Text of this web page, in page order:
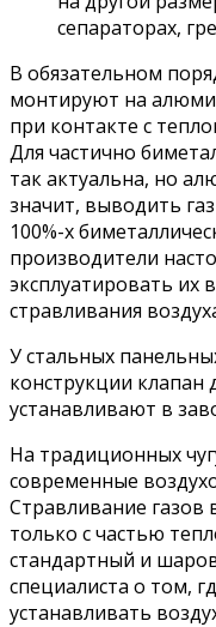
сепараторах,
В обязательном
монтируют на
при контакте с
Для частично
так актуальна, но
значит, выводить
100%-х
производители
эксплуатировать их
стравливания
У стальных
конструкции клапан
устанавливают в
На традиционных
современные
Стравливание газов
только с частью
стандартный и
специалиста о том,
устанавливать